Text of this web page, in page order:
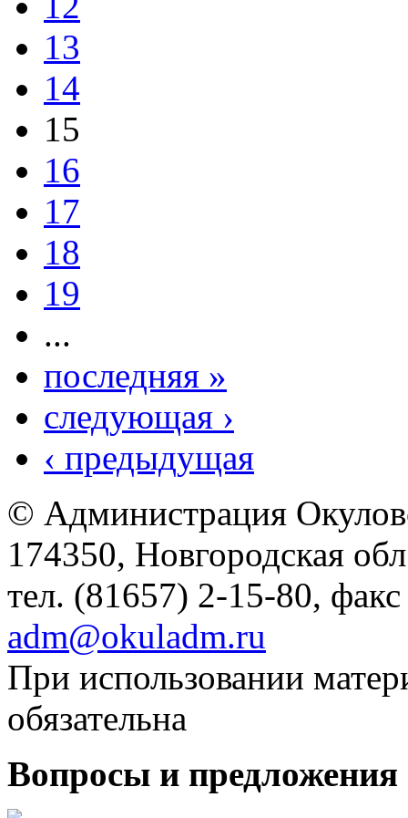
13
14
15
16
17
18
19
...
последняя »
следующая ›
‹ предыдущая
© Администрация
174350, Новгородская
тел. (81657) 2-15-80,
adm@okuladm.ru
При использовании
обязательна
Вопросы и